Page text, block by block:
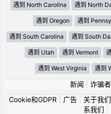
遇到 North Carolina 遇到 North
遇到 Oregon 遇到
遇到 South Carolina 遇到 South
遇到 Utah 遇到 Vermont
遇到 West Virginia 遇到
新闻 诈骗者
Cookie和GDPR
广告| 关于我们
系我们